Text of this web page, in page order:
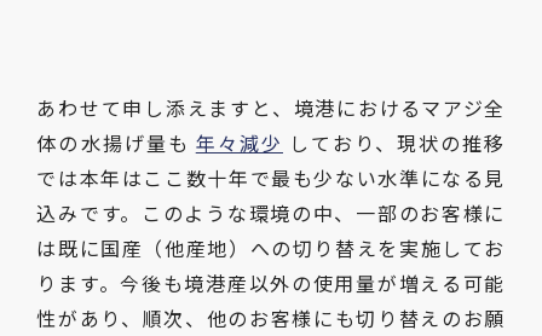
あわせて申し添えますと、境港におけるマアジ全
体の水揚げ量も 年々減少 しており、現状の推移
では本年はここ数十年で最も少ない水準になる見
込みです。このような環境の中、一部のお客様に
は既に国産（他産地）への切り替えを実施してお
ります。今後も境港産以外の使用量が増える可能
性があり、順次、他のお客様にも切り替えのお願